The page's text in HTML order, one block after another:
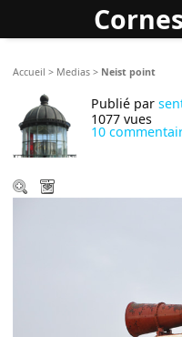
Accueil > Medias > Neist point
Publié par
1077 vues
10